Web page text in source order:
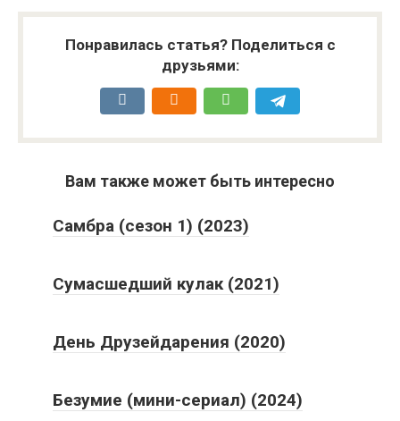
Понравилась статья? Поделиться с
друзьями:
Вам также может быть интересно
Самбра (сезон 1) (2023)
Сумасшедший кулак (2021)
День Друзейдарения (2020)
Безумие (мини-сериал) (2024)